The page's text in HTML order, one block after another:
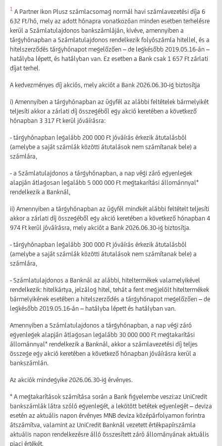
1 A Partner Ikon Plusz számlacsomag normál havi számlavezetési díja 6
632 Ft/hó, mely az adott hónapra vonatkozóan minden esetben terhelésre
kerül a Számlatulajdonos bankszámláján, kivéve, amennyiben a
tárgyhónapban a Számlatulajdonos rendelkezik folyószámla hitellel, és a
hitelszerződés tárgyhónapot megelőzően – de legkésőbb 2019.05.16-án –
hatályba lépett, és hatályban van. Ez esetben a Bank csak 1 657 Ft zárlati
díjat terhel.
A kedvezményes díj akciós, mely akciót a Bank 2026.06.30-ig biztosítja
i) Amennyiben a tárgyhónapban az ügyfél az alábbi feltételek bármelyikét
teljesíti akkor a zárlati díj összegéből egy akció keretében a következő
hónapban 3 317 Ft kerül jóváírásra:
- tárgyhónapban legalább 200 000 Ft jóváírás érkezik átutalásból
(amelybe a saját számlák közötti átutalások nem számítanak bele) a
számlára,
- a Számlatulajdonos a tárgyhónapban, a nap végi záró egyenlegek
alapján átlagosan legalább 5 000 000 Ft megtakarítási állománnyal*
rendelkezik a Banknál,
ii) Amennyiben a tárgyhónapban az ügyfél mindkét alábbi feltételt teljesíti
akkor a zárlati díj összegéből egy akció keretében a következő hónapban 4
974 Ft kerül jóváírásra, mely akciót a Bank 2026.06.30-ig biztosítja.
- tárgyhónapban legalább 300 000 Ft jóváírás érkezik átutalásból
(amelybe a saját számlák közötti átutalások nem számítanak bele) a
számlára,
- Számlatulajdonos a Banknál az alábbi, hiteltermékek valamelyikével
rendelkezik: hitelkártya, jelzálog hitel, tehát a fent megjelölt hiteltermékek
bármelyikének esetében a hitelszerződés a tárgyhónapot megelőzően – de
legkésőbb 2019.05.16-án – hatályba lépett és hatályban van.
Amennyiben a Számlatulajdonos a tárgyhónapban, a nap végi záró
egyenlegek alapján átlagosan legalább 30 000 000 Ft megtakarítási
állománnyal* rendelkezik a Banknál, akkor a számlavezetési díj teljes
összege egy akció keretében a következő hónapban jóváírásra kerül a
bankszámlán.
Az akciók mindegyike 2026.06.30-ig érvényes.
* A megtakarítások számítása során a Bank figyelembe veszi:az UniCredit
bankszámlák látra szóló egyenlegét, a lekötött betétek egyenlegét – deviza
esetén az aktuális napon érvényes MNB deviza középárfolyamon forintra
átszámítva, valamint az UniCredit Banknál vezetett értékpapírszámla
aktuális napon rendelkezésre álló összesített záró állományának aktuális
piaci értékét.